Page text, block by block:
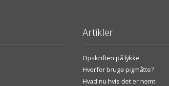
Artikler
Opskriften på lykke
Hvorfor bruge pigmåtte?
Hvad nu hvis det er nemt